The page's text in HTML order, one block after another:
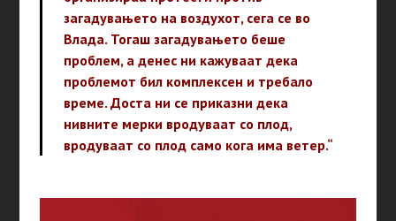
загадувањето на воздухот, сега се во
Влада. Тогаш загадувањето беше
проблем, а денес ни кажуваат дека
проблемот бил комплексен и требало
време. Доста ни се приказни дека
нивните мерки вродуваат со плод,
вродуваат со плод само кога има ветер.“